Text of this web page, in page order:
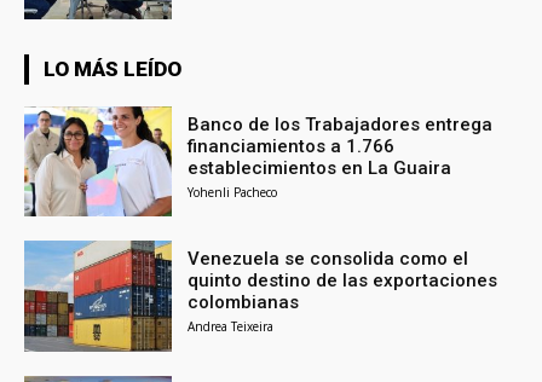
LO MÁS LEÍDO
Banco de los Trabajadores entrega
financiamientos a 1.766
establecimientos en La Guaira
Yohenli Pacheco
Venezuela se consolida como el
quinto destino de las exportaciones
colombianas
Andrea Teixeira